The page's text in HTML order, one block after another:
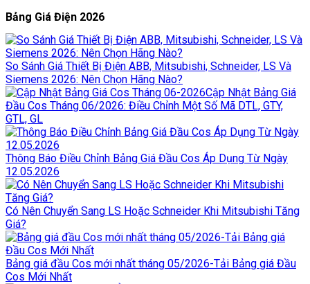
Bảng Giá Điện 2026
So Sánh Giá Thiết Bị Điện ABB, Mitsubishi, Schneider, LS Và
Siemens 2026: Nên Chọn Hãng Nào?
Cập Nhật Bảng Giá
Đầu Cos Tháng 06/2026: Điều Chỉnh Một Số Mã DTL, GTY,
GTL, GL
Thông Báo Điều Chỉnh Bảng Giá Đầu Cos Áp Dụng Từ Ngày
12.05.2026
Có Nên Chuyển Sang LS Hoặc Schneider Khi Mitsubishi Tăng
Giá?
Bảng giá đầu Cos mới nhất tháng 05/2026-Tải Bảng giá Đầu
Cos Mới Nhất